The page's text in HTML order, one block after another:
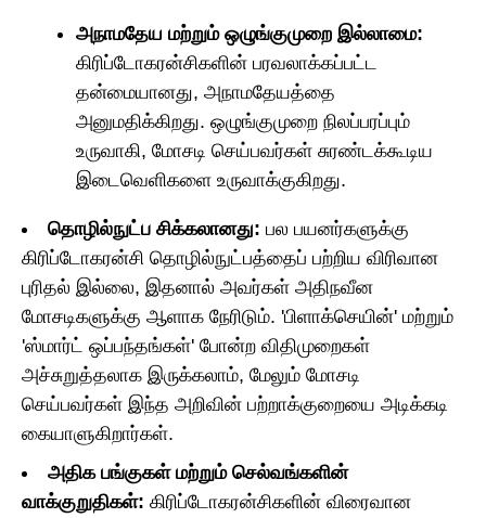
அநாமதேய மற்றும் ஒழுங்குமுறை இல்லாமை:
கிரிப்டோகரன்சிகளின் பரவலாக்கப்பட்ட
தன்மையானது, அநாமதேயத்தை
அனுமதிக்கிறது. ஒழுங்குமுறை நிலப்பரப்பும்
உருவாகி, மோசடி செய்பவர்கள் சுரண்டக்கூடிய
இடைவெளிகளை உருவாக்குகிறது.
தொழில்நுட்ப சிக்கலானது: பல பயனர்களுக்கு
கிரிப்டோகரன்சி தொழில்நுட்பத்தைப் பற்றிய விரிவான
புரிதல் இல்லை, இதனால் அவர்கள் அதிநவீன
மோசடிகளுக்கு ஆளாக நேரிடும். 'பிளாக்செயின்' மற்றும்
'ஸ்மார்ட் ஒப்பந்தங்கள்' போன்ற விதிமுறைகள்
அச்சுறுத்தலாக இருக்கலாம், மேலும் மோசடி
செய்பவர்கள் இந்த அறிவின் பற்றாக்குறையை அடிக்கடி
கையாளுகிறார்கள்.
அதிக பங்குகள் மற்றும் செல்வங்களின்
வாக்குறுதிகள்: கிரிப்டோகரன்சிகளின் விரைவான